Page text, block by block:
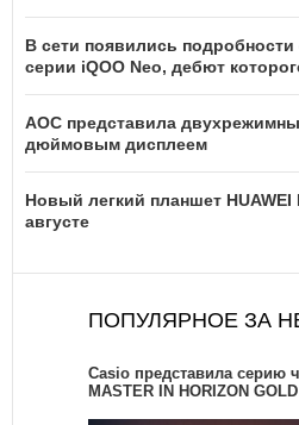
В сети появились
серии iQOO Neo, дебют
AOC представила
дюймовым дисплеем
Новый легкий планшет
августе
ПОПУЛЯРНОЕ ЗА
Casio представила серию
MASTER IN HORIZON GOLD